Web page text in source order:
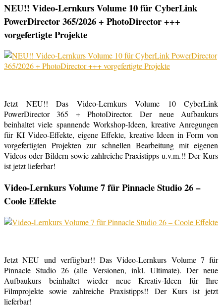
NEU!! Video-Lernkurs Volume 10 für CyberLink
PowerDirector 365/2026 + PhotoDirector +++
vorgefertigte Projekte
Jetzt NEU!! Das Video-Lernkurs Volume 10 CyberLink
PowerDirector 365 + PhotoDirector. Der neue Aufbaukurs
beinhaltet viele spannende Workshop-Ideen, kreative Anregungen
für KI Video-Effekte, eigene Effekte, kreative Ideen in Form von
vorgefertigten Projekten zur schnellen Bearbeitung mit eigenen
Videos oder Bildern sowie zahlreiche Praxistipps u.v.m.!! Der Kurs
ist jetzt lieferbar!
Video-Lernkurs Volume 7 für Pinnacle Studio 26 –
Coole Effekte
Jetzt NEU und verfügbar!! Das Video-Lernkurs Volume 7 für
Pinnacle Studio 26 (alle Versionen, inkl. Ultimate). Der neue
Aufbaukurs beinhaltet wieder neue Kreativ-Ideen für Ihre
Filmprojekte sowie zahlreiche Praxistipps!! Der Kurs ist jetzt
lieferbar!